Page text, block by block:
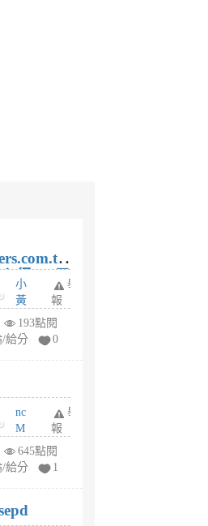
心得 — 民
較平台
小
黃
蜂
1
舉
報
193點閱
/給分
0
nc
M
U
F
U
舉
報
645點閱
/給分
1